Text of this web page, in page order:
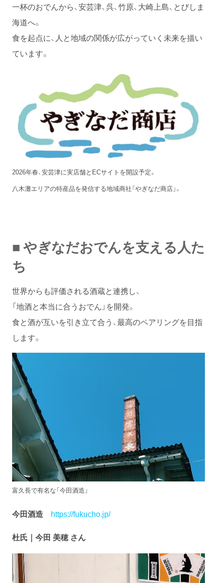
一杯のおでんから、安芸津、呉、竹原、大崎上島、とびしま
海道へ。
食を起点に、人と地域の関係が広がっていく未来を描い
ています。
2026年春、安芸津に実店舗とECサイトを開設予定。
八木灘エリアの特産品を発信する地域商社「やぎなだ商店」。
■ やぎなだおでんを支える人た
ち
世界からも評価される酒蔵と連携し、
「地酒と本当に合うおでん」を開発。
食と酒が互いを引き立て合う、最高のペアリングを目指
します。
富久長で有名な「今田酒造」
今田酒造 https://fukucho.jp/
杜氏｜ 今田 美穂 さん